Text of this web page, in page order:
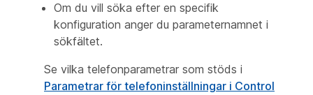
Om du vill söka efter en specifik
konfiguration anger du parameternamnet i
sökfältet.
Se vilka telefonparametrar som stöds i
Parametrar för telefoninställningar i Control